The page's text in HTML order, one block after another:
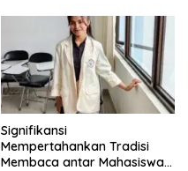
Signifikansi
Mempertahankan Tradisi
Membaca antar Mahasiswa